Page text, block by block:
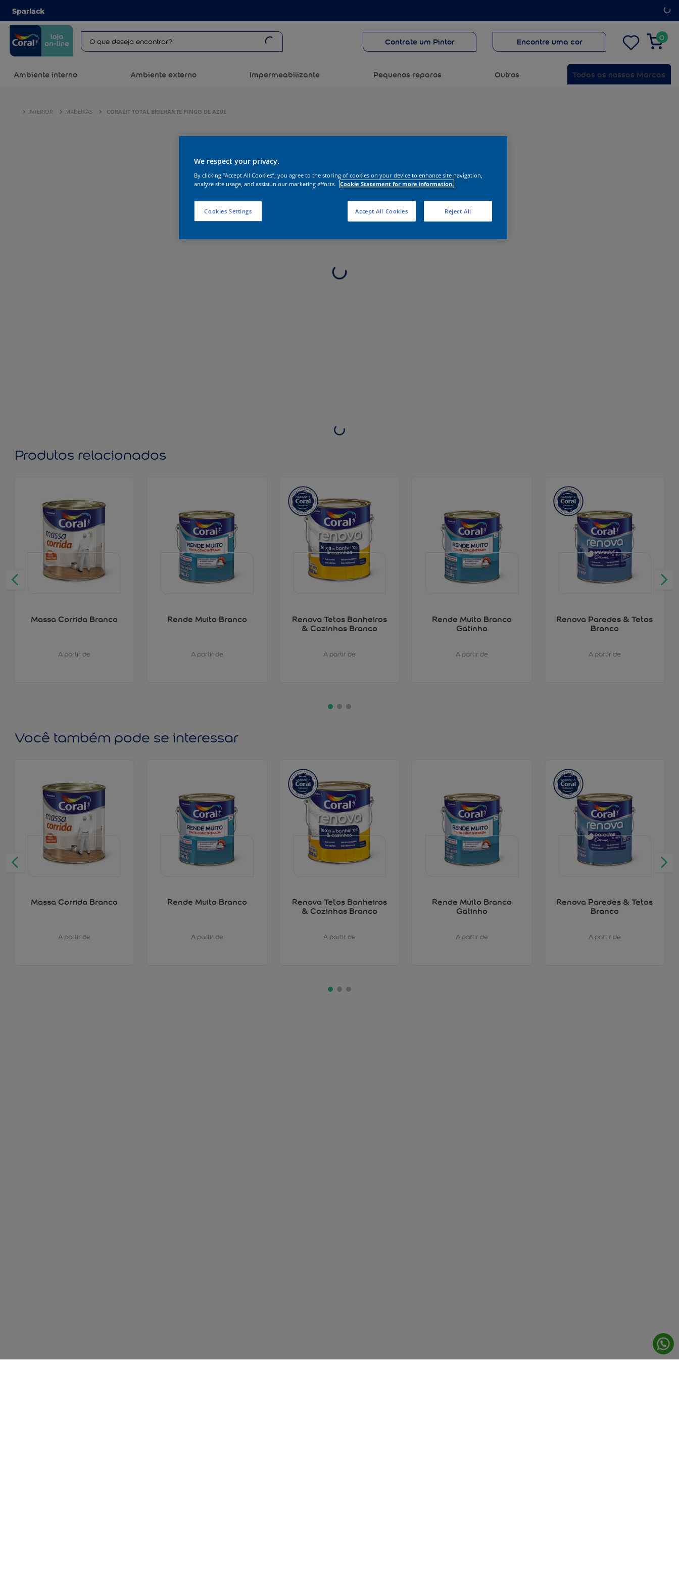
Sparlack
Contrate um Pintor Encontre uma cor 0
Ambiente interno Ambiente externo Impermeabilizante Pequenos reparos Outros Todas as nossas Marcas
INTERIOR MADEIRAS CORALIT TOTAL BRILHANTE PINGO DE AZUL
Produtos relacionados
Massa Corrida Branco
A partir de
Rende Muito Branco
A partir de
Renova Tetos Banheiros
& Cozinhas Branco
A partir de
Rende Muito Branco
Gatinho
A partir de
Renova Paredes & Tetos
Branco
A partir de
Você também pode se interessar
Massa Corrida Branco
A partir de
Rende Muito Branco
A partir de
Renova Tetos Banheiros
& Cozinhas Branco
A partir de
Rende Muito Branco
Gatinho
A partir de
Renova Paredes & Tetos
Branco
A partir de
We respect your privacy.
By clicking “Accept All Cookies”, you agree to the storing of cookies on your device to enhance site navigation,
analyze site usage, and assist in our marketing efforts. Cookie Statement for more information.
Cookies Settings Reject All
Accept All Cookies